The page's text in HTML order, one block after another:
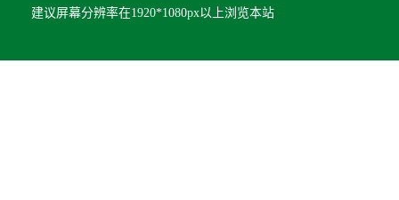
建议屏幕分辨率在1920*1080px以上浏览本站